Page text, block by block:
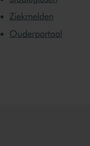
Ziekmelden
Ouderportaal